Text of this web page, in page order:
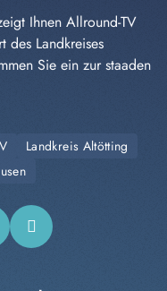
Ihnen Allround-TV
des Landkreises
Sie ein zur staaden
Landkreis Altötting